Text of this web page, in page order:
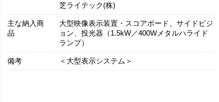
芝ライテック(株)
主な納入商
品
大型映像表示装置・スコアボード、サイドビジ
ョン、投光器（1.5kW／400Wメタルハライド
ランプ）
備考 ＜大型表示システム＞